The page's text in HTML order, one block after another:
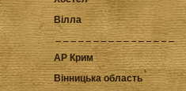
Вілла
АР Крим
Вінницька область